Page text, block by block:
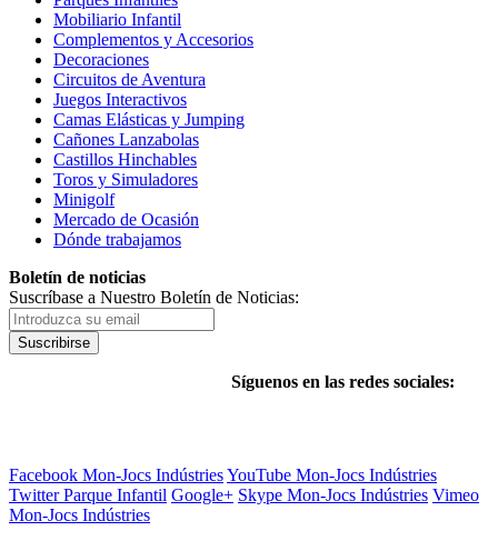
Mobiliario Infantil
Complementos y Accesorios
Decoraciones
Circuitos de Aventura
Juegos Interactivos
Camas Elásticas y Jumping
Cañones Lanzabolas
Castillos Hinchables
Toros y Simuladores
Minigolf
Mercado de Ocasión
Dónde trabajamos
Boletín de noticias
Suscríbase a Nuestro Boletín de Noticias:
Suscribirse
Síguenos en las redes sociales:
Facebook Mon-Jocs IndústriesYouTube Mon-Jocs Indústries
Twitter Parque Infantil Google+ Skype Mon-Jocs Indústries Vimeo
Mon-Jocs Indústries